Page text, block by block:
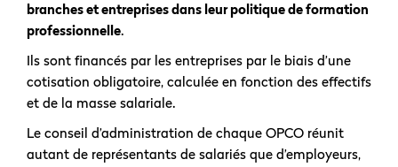
branches et entreprises dans leur politique de formation
professionnelle.
Ils sont financés par les entreprises par le biais d’une
cotisation obligatoire, calculée en fonction des effectifs
et de la masse salariale.
Le conseil d’administration de chaque OPCO réunit
autant de représentants de salariés que d’employeurs,